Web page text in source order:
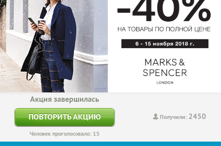
Получили: 2450
Акция завершилась
ПОВТОРИТЬ АКЦИЮ
Человек проголосовало: 15